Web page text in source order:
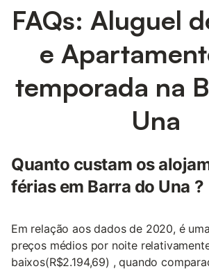
FAQs: Aluguel
e
temporada na
Una
Quanto custam os
férias em Barra do Una ?
Em relação aos dados de 2020, é
preços médios por noite
baixos(R$2.194,69) , quando